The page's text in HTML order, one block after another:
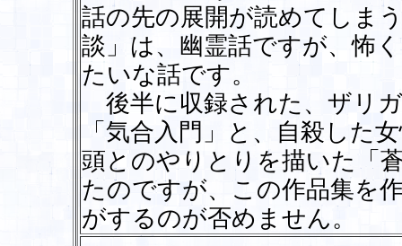
話の先の展開が読めてしま
談」は、幽霊話ですが、怖
たいな話です。
後半に収録された、ザリ
「気合入門」と、自殺した
頭とのやりとりを描いた「
たのですが、この作品集を
がするのが否めません。